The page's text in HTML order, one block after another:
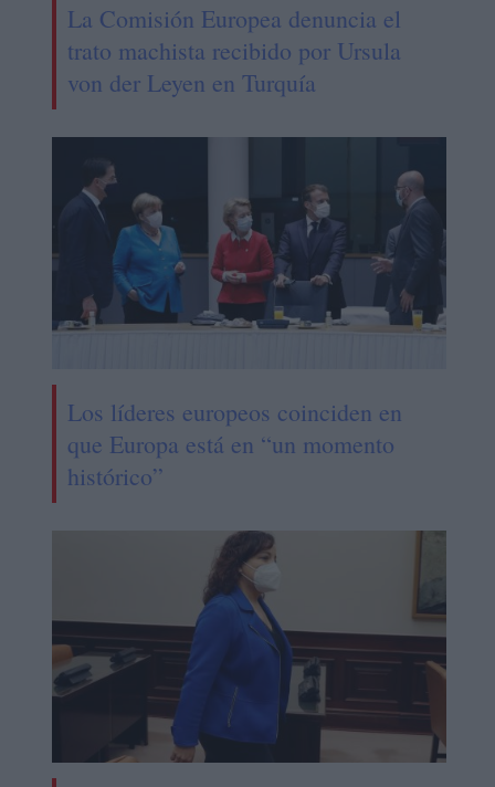
La Comisión Europea denuncia el
trato machista recibido por Ursula
von der Leyen en Turquía
Los líderes europeos coinciden en
que Europa está en “un momento
histórico”